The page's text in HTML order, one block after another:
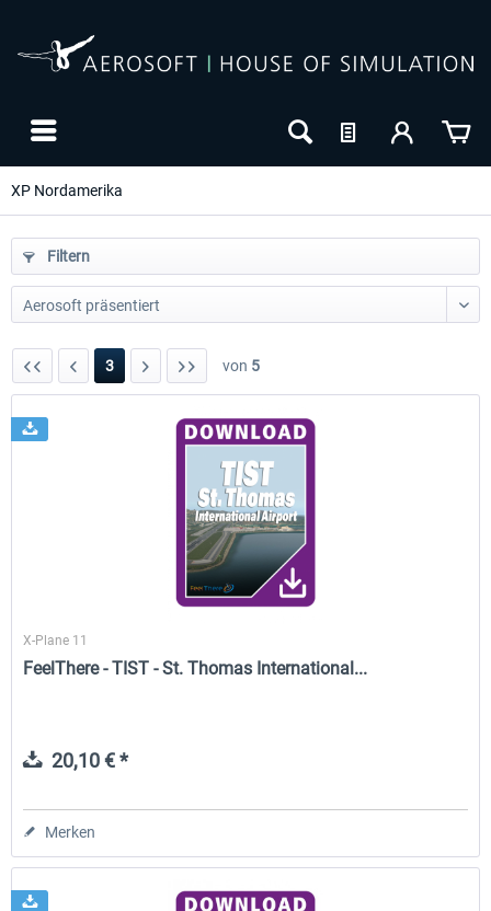
XP Nordamerika
FunnerFlight - KSAN, KNZY & Naval
19,95 € *
Filtern
3 von 5
X-Plane 11
FeelThere - TIST - St. Thomas International...
20,10 € *
Merken